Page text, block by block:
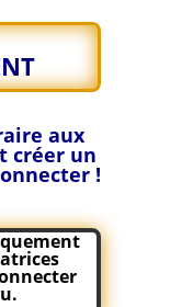
aux
créer un
!